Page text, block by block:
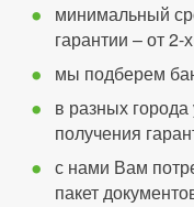
минимальный
гарантии – от 2-
мы подберем
в разных
получения
с нами Вам
пакет